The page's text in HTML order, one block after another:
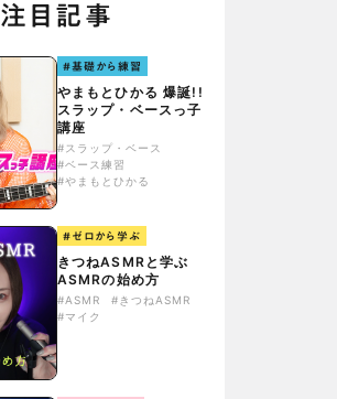
注目記事
#基礎から練習
やまもとひかる 爆誕!!
スラップ・ベースっ子
講座
#スラップ・ベース
#ベース練習
#やまもとひかる
#ゼロから学ぶ
きつねASMRと学ぶ
ASMRの始め方
#ASMR
#きつねASMR
#マイク